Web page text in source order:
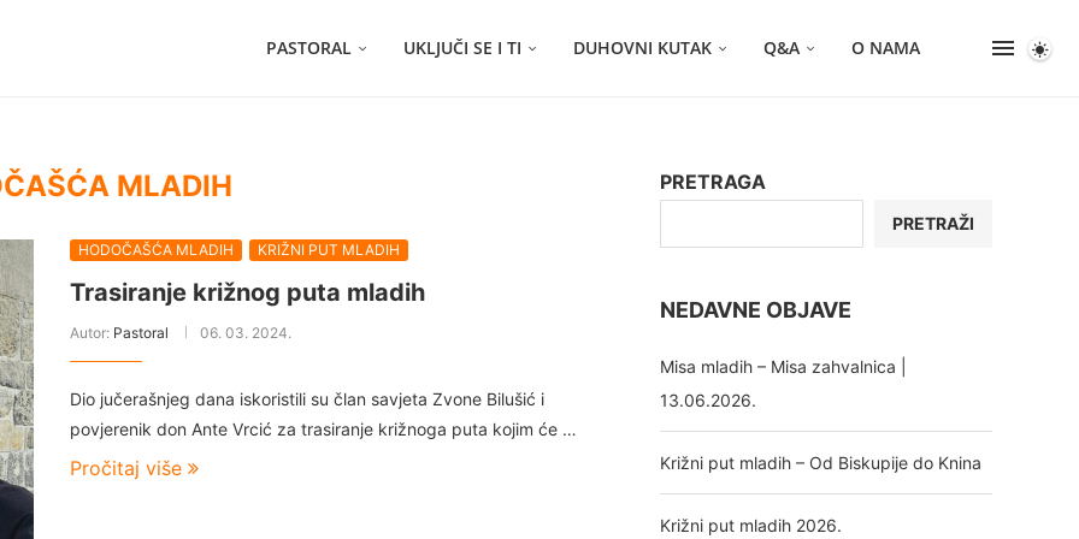
PASTORAL UKLJUČI SE I TI DUHOVNI KUTAK Q&A O NAMA
MLADIH
HODOČAŠĆA MLADIH KRIŽNI PUT MLADIH
Trasiranje križnog puta mladih
Autor: Pastoral 06. 03. 2024.
Dio jučerašnjeg dana iskoristili su član savjeta Zvone Bilušić i
povjerenik don Ante Vrcić za trasiranje križnoga puta kojim će …
Pročitaj više
PRETRAGA
PRETRAŽI
NEDAVNE OBJAVE
Misa mladih – Misa zahvalnica |
13.06.2026.
Križni put mladih – Od Biskupije do Knina
Križni put mladih 2026.